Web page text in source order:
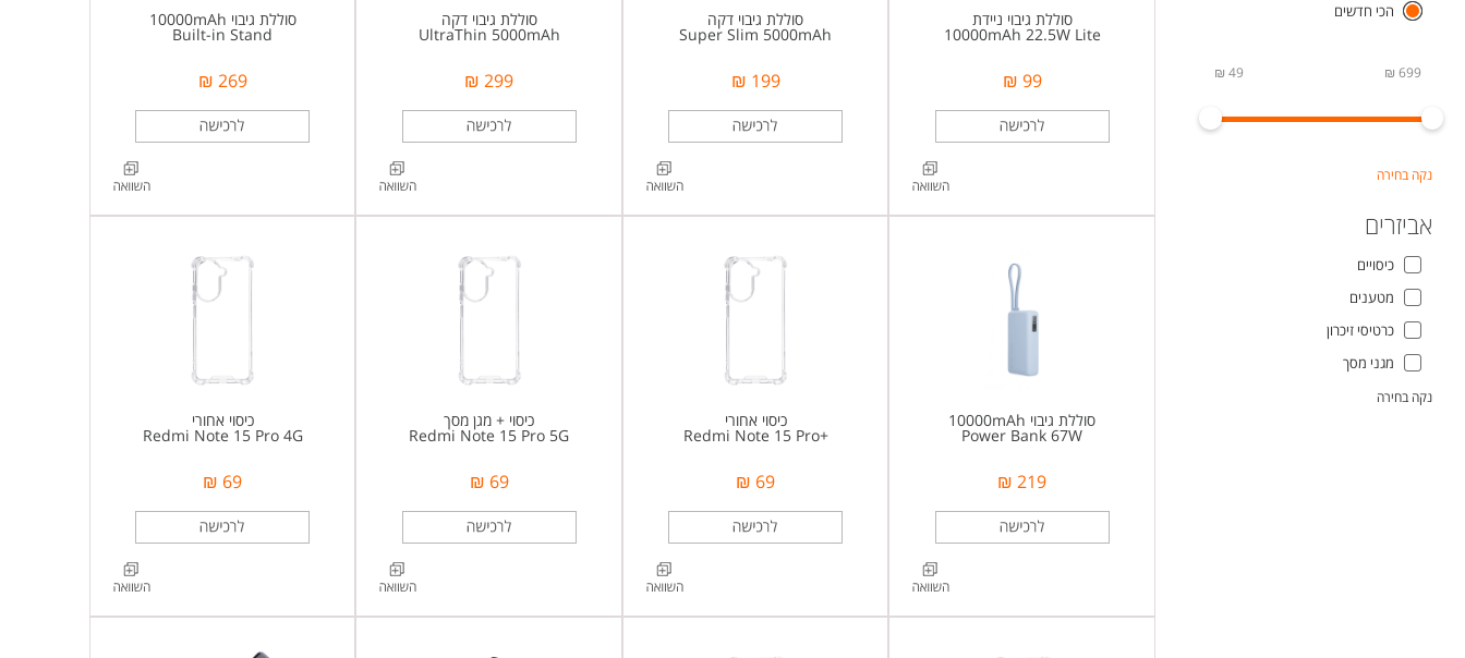
הכי חדשים
699 ₪
49 ₪
נקה בחירה
אביזרים
כיסויים
מטענים
כרטיסי זיכרון
מגני מסך
נקה בחירה
סוללת גיבוי ניידת
10000mAh 22.5W Lite
99 ₪
סוללת גיבוי דקה
Super Slim 5000mAh
199 ₪
סוללת גיבוי דקה
UltraThin 5000mAh
299 ₪
סוללת גיבוי 10000mAh
Built-in Stand
269 ₪
סוללת גיבוי 10000mAh
Power Bank 67W
219 ₪
כיסוי אחורי
+Redmi Note 15 Pro
69 ₪
כיסוי + מגן מסך
Redmi Note 15 Pro 5G
69 ₪
כיסוי אחורי
Redmi Note 15 Pro 4G
69 ₪